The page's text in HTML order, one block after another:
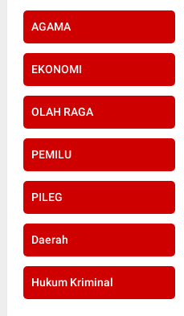
AGAMA
EKONOMI
OLAH RAGA
PEMILU
PILEG
Daerah
Hukum Kriminal